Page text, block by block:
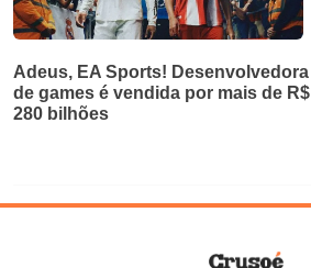
Adeus, EA Sports! Desenvolvedora
de games é vendida por mais de R$
280 bilhões